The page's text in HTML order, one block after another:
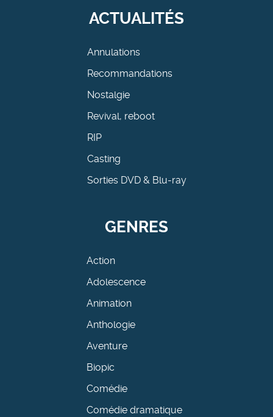
ACTUALITÉS
Annulations
Recommandations
Nostalgie
Revival, reboot
RIP
Casting
Sorties DVD & Blu-ray
GENRES
Action
Adolescence
Animation
Anthologie
Aventure
Biopic
Comédie
Comédie dramatique